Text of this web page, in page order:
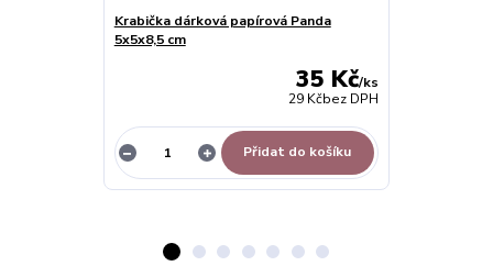
Krabička dárková papírová Panda
5x5x8,5 cm
35 Kč/ks
29 Kčbez DPH
Přidat do košíku